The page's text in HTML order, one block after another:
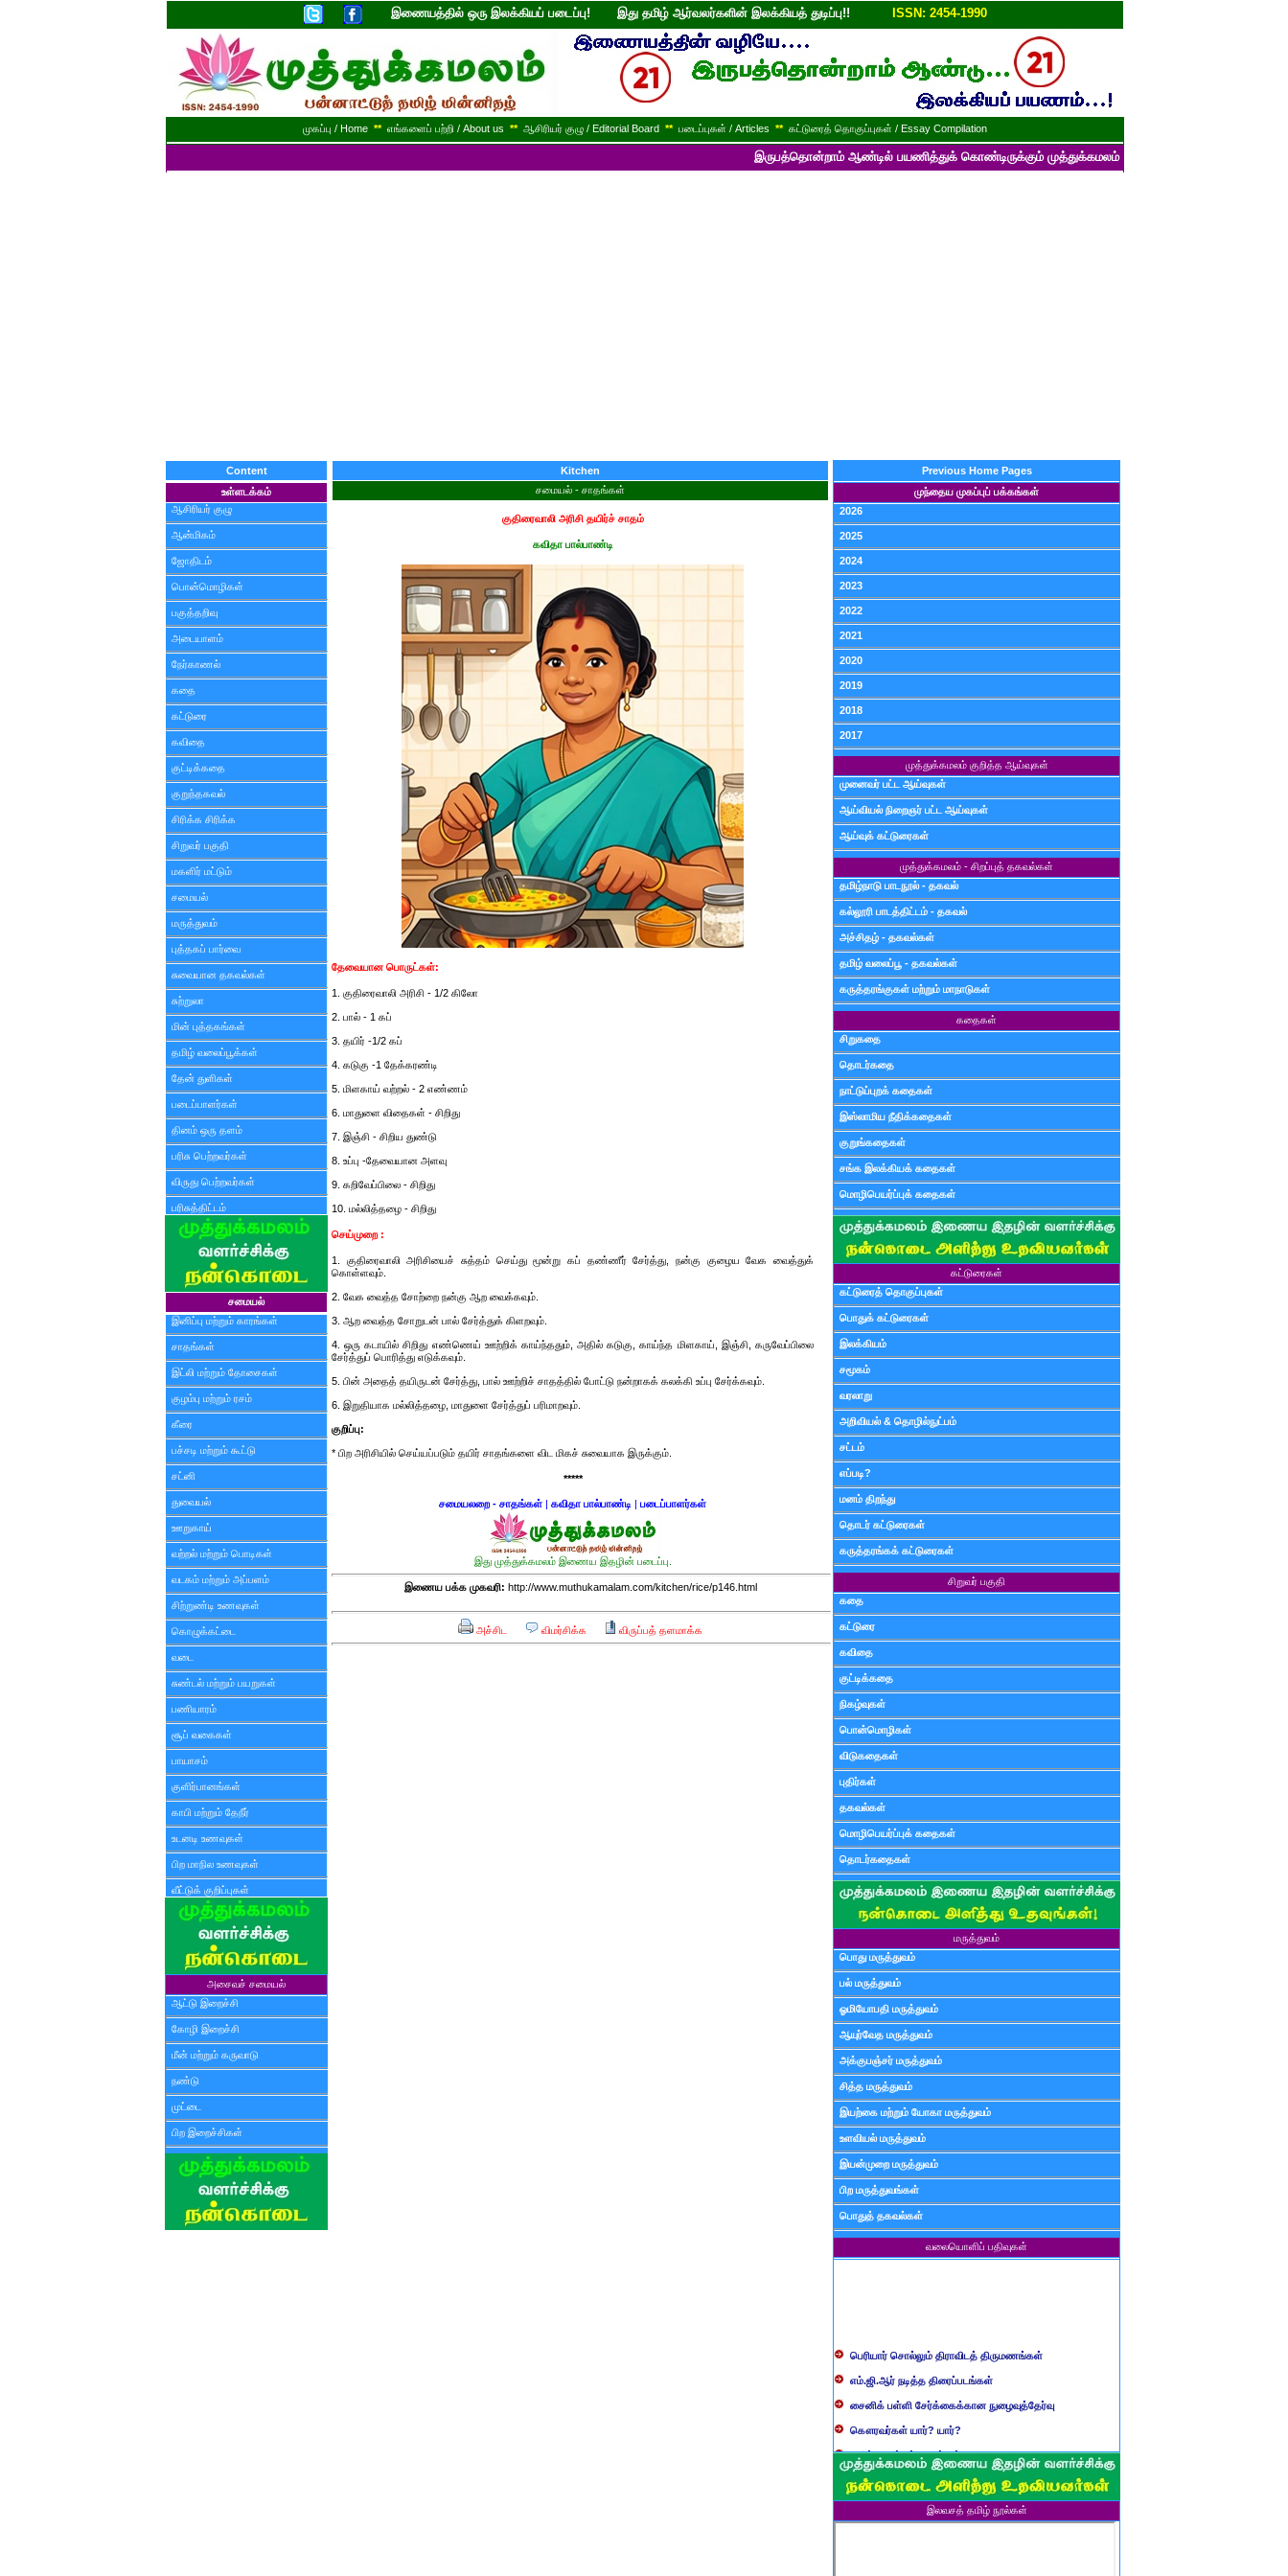
இணையத்தில் ஒரு இலக்கியப் படைப்பு! இது தமிழ் ஆர்வலர்களின் இலக்கியத் துடிப்பு!! ISSN: 2454-1990
முகப்பு / Home ** எங்களைப் பற்றி / About us ** ஆசிரியர் குழு / Editorial Board ** படைப்புகள் / Articles ** கட்டுரைத் தொகுப்புகள் / Essay Compilation
இருபத்தொன்றாம் ஆண்டில் பயணித்துக் கொண்டிருக்கும் முத்துக்கமலம் பன்னாட்டுத் தமிழ் மின்னிதழின்
Content
உள்ளடக்கம்
ஆசிரியர் குழு
ஆன்மிகம்
ஜோதிடம்
பொன்மொழிகள்
பகுத்தறிவு
அடையாளம்
நேர்காணல்
கதை
கட்டுரை
கவிதை
குட்டிக்கதை
குறுந்தகவல்
சிரிக்க சிரிக்க
சிறுவர் பகுதி
மகளிர் மட்டும்
சமையல்
மருத்துவம்
புத்தகப் பார்வை
சுவையான தகவல்கள்
சுற்றுலா
மின் புத்தகங்கள்
தமிழ் வலைப்பூக்கள்
தேன் துளிகள்
படைப்பாளர்கள்
தினம் ஒரு தளம்
பரிசு பெற்றவர்கள்
விருது பெற்றவர்கள்
பரிசுத்திட்டம்
சமையல்
இனிப்பு மற்றும் காரங்கள்
சாதங்கள்
இட்லி மற்றும் தோசைகள்
குழம்பு மற்றும் ரசம்
கீரை
பச்சடி மற்றும் கூட்டு
சட்னி
துவையல்
ஊறுகாய்
வற்றல் மற்றும் பொடிகள்
வடகம் மற்றும் அப்பளம்
சிற்றுண்டி உணவுகள்
கொழுக்கட்டை
வடை
சுண்டல் மற்றும் பயறுகள்
பணியாரம்
சூப் வகைகள்
பாயாசம்
குளிர்பானங்கள்
காபி மற்றும் தேநீர்
உடனடி உணவுகள்
பிற மாநில உணவுகள்
வீட்டுக் குறிப்புகள்
அசைவச் சமையல்
ஆட்டு இறைச்சி
கோழி இறைச்சி
மீன் மற்றும் கருவாடு
நண்டு
முட்டை
பிற இறைச்சிகள்
Kitchen
சமையல் - சாதங்கள்
குதிரைவாலி அரிசி தயிர்ச் சாதம்
கவிதா பால்பாண்டி
தேவையான பொருட்கள்:
1. குதிரைவாலி அரிசி - 1/2 கிலோ
2. பால் - 1 கப்
3. தயிர் -1/2 கப்
4. கடுகு -1 தேக்கரண்டி
5. மிளகாய் வற்றல் - 2 எண்ணம்
6. மாதுளை விதைகள் - சிறிது
7. இஞ்சி - சிறிய துண்டு
8. உப்பு -தேவையான அளவு
9. கறிவேப்பிலை - சிறிது
10. மல்லித்தழை - சிறிது
செய்முறை :
1. குதிரைவாலி அரிசியைச் சுத்தம் செய்து மூன்று கப் தண்ணீர் சேர்த்து, நன்கு குழைய வேக வைத்துக்
கொள்ளவும்.
2. வேக வைத்த சோற்றை நன்கு ஆற வைக்கவும்.
3. ஆற வைத்த சோறுடன் பால் சேர்த்துக் கிளறவும்.
4. ஒரு கடாயில் சிறிது எண்ணெய் ஊற்றிக் காய்ந்ததும், அதில் கடுகு, காய்ந்த மிளகாய், இஞ்சி, கருவேப்பிலை
சேர்த்துப் பொரித்து எடுக்கவும்.
5. பின் அதைத் தயிருடன் சேர்த்து, பால் ஊற்றிச் சாதத்தில் போட்டு நன்றாகக் கலக்கி உப்பு சேர்க்கவும்.
6. இறுதியாக மல்லித்தழை, மாதுளை சேர்த்துப் பரிமாறவும்.
குறிப்பு:
* பிற அரிசியில் செய்யப்படும் தயிர் சாதங்களை விட மிகச் சுவையாக இருக்கும்.
*****
சமையலறை - சாதங்கள் | கவிதா பால்பாண்டி | படைப்பாளர்கள்
இது முத்துக்கமலம் இணைய இதழின் படைப்பு.
இணைய பக்க முகவரி: http://www.muthukamalam.com/kitchen/rice/p146.html
அச்சிட விமர்சிக்க விருப்பத் தளமாக்க
Previous Home Pages
முந்தைய முகப்புப் பக்கங்கள்
2026
2025
2024
2023
2022
2021
2020
2019
2018
2017
முத்துக்கமலம் குறித்த ஆய்வுகள்
முனைவர் பட்ட ஆய்வுகள்
ஆய்வியல் நிறைஞர் பட்ட ஆய்வுகள்
ஆய்வுக் கட்டுரைகள்
முத்துக்கமலம் - சிறப்புத் தகவல்கள்
தமிழ்நாடு பாடநூல் - தகவல்
கல்லூரி பாடத்திட்டம் - தகவல்
அச்சிதழ் - தகவல்கள்
தமிழ் வலைப்பூ - தகவல்கள்
கருத்தரங்குகள் மற்றும் மாநாடுகள்
கதைகள்
சிறுகதை
தொடர்கதை
நாட்டுப்புறக் கதைகள்
இஸ்லாமிய நீதிக்கதைகள்
குறுங்கதைகள்
சங்க இலக்கியக் கதைகள்
மொழிபெயர்ப்புக் கதைகள்
கட்டுரைகள்
கட்டுரைத் தொகுப்புகள்
பொதுக் கட்டுரைகள்
இலக்கியம்
சமூகம்
வரலாறு
அறிவியல் & தொழில்நுட்பம்
சட்டம்
எப்படி?
மனம் திறந்து
தொடர் கட்டுரைகள்
கருத்தரங்கக் கட்டுரைகள்
சிறுவர் பகுதி
கதை
கட்டுரை
கவிதை
குட்டிக்கதை
நிகழ்வுகள்
பொன்மொழிகள்
விடுகதைகள்
புதிர்கள்
தகவல்கள்
மொழிபெயர்ப்புக் கதைகள்
தொடர்கதைகள்
மருத்துவம்
பொது மருத்துவம்
பல் மருத்துவம்
ஓமியோபதி மருத்துவம்
ஆயுர்வேத மருத்துவம்
அக்குபஞ்சர் மருத்துவம்
சித்த மருத்துவம்
இயற்கை மற்றும் யோகா மருத்துவம்
உளவியல் மருத்துவம்
இயன்முறை மருத்துவம்
பிற மருத்துவங்கள்
பொதுத் தகவல்கள்
வலையொளிப் பதிவுகள்
எம்.ஜி.ஆர் நடித்த திரைப்படங்கள்
சைனிக் பள்ளி சேர்க்கைக்கான நுழைவுத்தேர்வு
கௌரவர்கள் யார்? யார்?
தமிழ் ஆண்டுப் பெயர்கள்
பிள்ளையார் சுழி வந்தது எப்படி?
வருவது போவது, வந்தால் போகாது, போனால் வராது...?
பண்டைய படைப் பெயர்கள்இலவசத் தமிழ் நூல்கள்